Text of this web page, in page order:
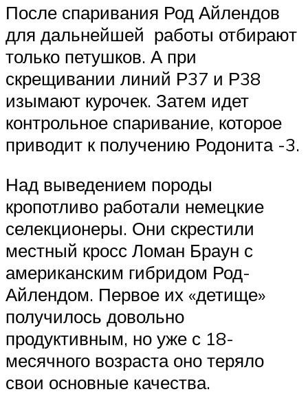
После спаривания Род Айлендов
для дальнейшей работы отбирают
только петушков. А при
скрещивании линий Р37 и Р38
изымают курочек. Затем идет
контрольное спаривание, которое
приводит к получению Родонита -3.
Над выведением породы
кропотливо работали немецкие
селекционеры. Они скрестили
местный кросс Ломан Браун с
американским гибридом Род-
Айлендом. Первое их «детище»
получилось довольно
продуктивным, но уже с 18-
месячного возраста оно теряло
свои основные качества.